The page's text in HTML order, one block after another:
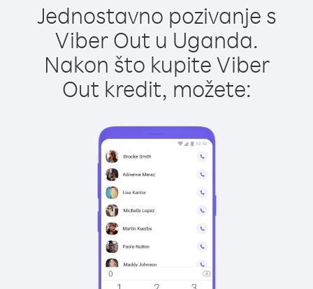
Jednostavno pozivanje s
Viber Out u Uganda.
Nakon što kupite Viber
Out kredit, možete: